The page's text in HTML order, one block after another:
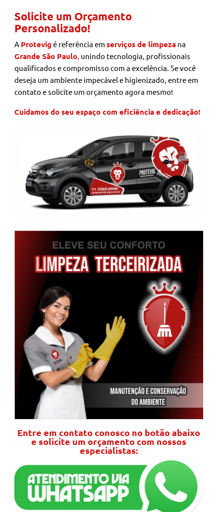
Solicite um Orçamento
Personalizado!
A Protevig é referência emserviços de limpeza na
Grande São Paulo unindo tecnologia, profissionais
qualificados e compromisso com a excelência. Se você
deseja um ambiente impecável e higienizado, entre em
contato e solicite um orçamento agora mesmo!
Cuidamos do seu espaço com eficiência e dedicação!
Entre em contato conosco no botão abaixo
e solicite um orçamento com nossos
especialistas: